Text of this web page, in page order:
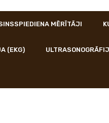
MĒRĪTĀJI
(EKG)